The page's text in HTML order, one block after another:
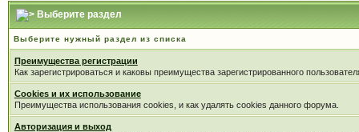
Выберите раздел
Выберите нужный раздел из списка
Преимущества регистрации
Как зарегистрироваться и каковы преимущества зарегистрированного
Cookies и их использование
Преимущества использования cookies, и как удалять cookies данного форума.
Авторизация и выход